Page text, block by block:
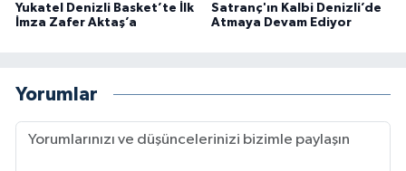
Yukatel Denizli Basket’te İlk
İmza Zafer Aktaş’a
Satranç'ın Kalbi Denizli’de
Atmaya Devam Ediyor
Yorumlar